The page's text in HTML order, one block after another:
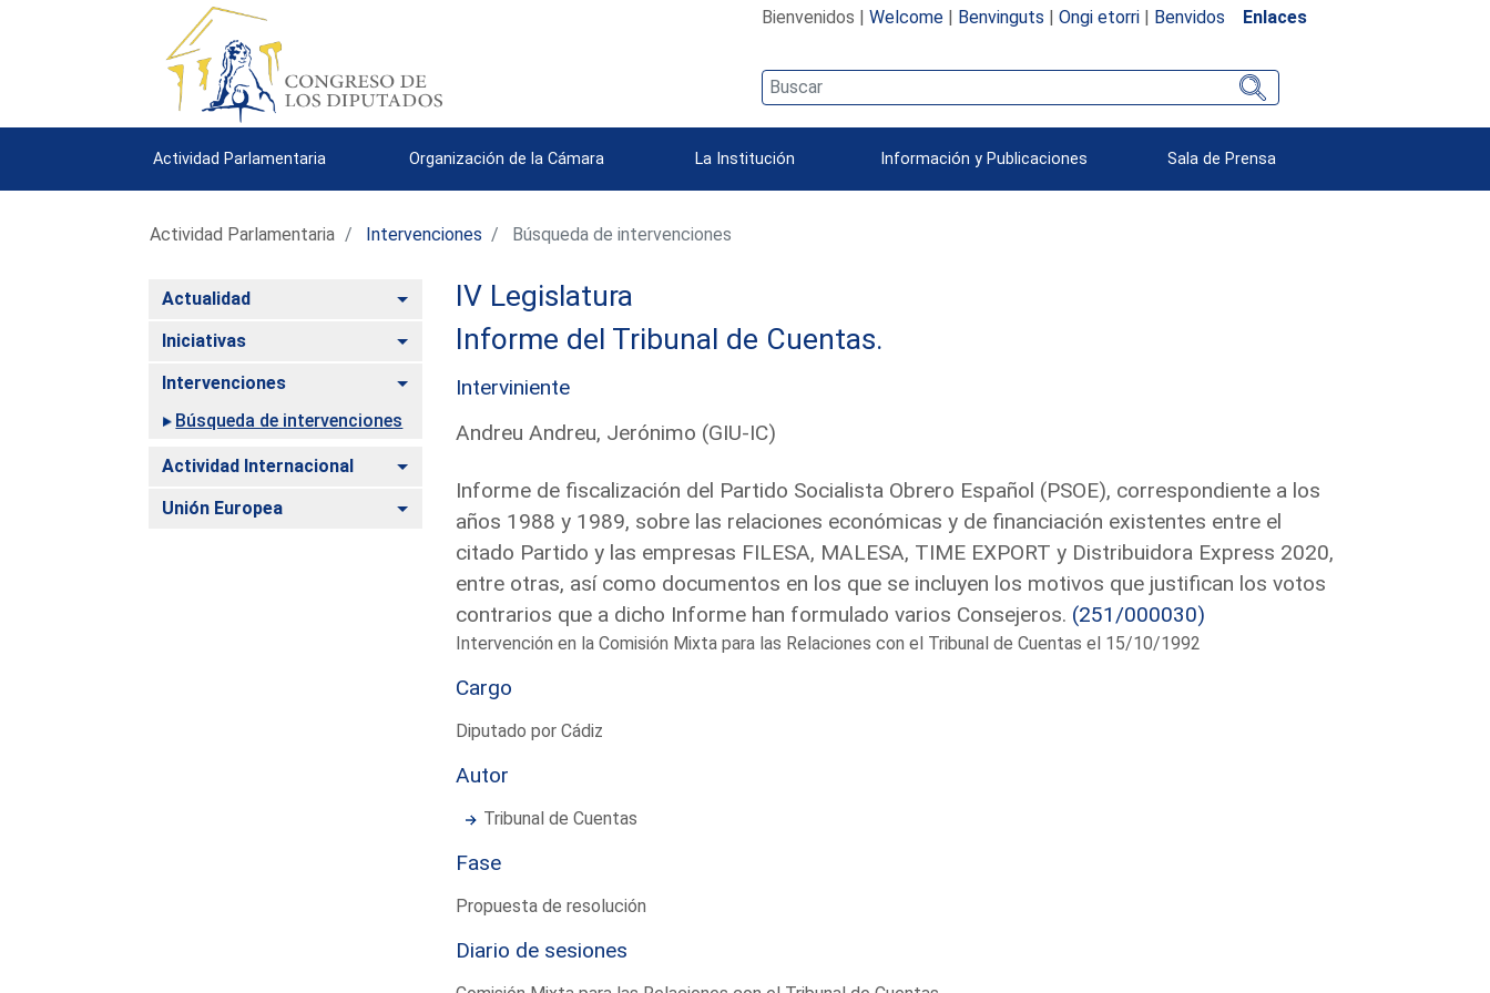
Bienvenidos | Welcome| Benvinguts | Ongi etorri| Benvidos Enlaces
Actividad Parlamentaria Organización de la Cámara La Institución Información y Publicaciones Sala de Prensa
Actividad Parlamentaria Intervenciones Búsqueda de intervenciones
Actualidad Alternar
Iniciativas Alternar
Intervenciones
Alternar
Búsqueda de intervenciones
Actividad Internacional Alternar
Unión Europea Alternar
IV Legislatura
Informe del Tribunal de Cuentas.
Interviniente
Andreu Andreu, Jerónimo (GIU-IC)
Informe de fiscalización del Partido Socialista Obrero Español (PSOE), correspondiente a los
años 1988 y 1989, sobre las relaciones económicas y de financiación existentes entre el
citado Partido y las empresas FILESA, MALESA, TIME EXPORT y Distribuidora Express 2020,
entre otras, así como documentos en los que se incluyen los motivos que justifican los votos
contrarios que a dicho Informe han formulado varios Consejeros. (251/000030)
Intervención en la Comisión Mixta para las Relaciones con el Tribunal de Cuentas el 15/10/1992
Cargo
Diputado por Cádiz
Autor
Tribunal de Cuentas
Fase
Propuesta de resolución
Diario de sesiones